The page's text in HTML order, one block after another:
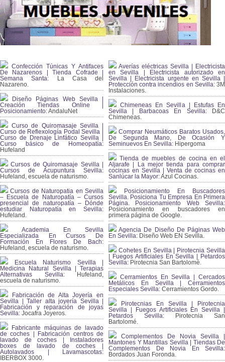
Confección Túnicas Y Antifaces
De Nazarenos | Tienda Cofrade |
Semana Santa: La Casa del
Nazareno.
Diseño Páginas Web Sevilla |
Creación Tiendas Online |
Posicionamiento:AndaluNet
Curso de Quiromasaje Sevilla |
Curso de Reflexología Podal Sevilla |
Curso de Drenaje Linfático Sevilla |
Curso básico de Homeopatía:
Hufeland
Cursos de Quiromasaje Sevilla |
Cursos de Acupuntura Sevilla:
Hufeland, escuela de naturismo.
Cursos de Naturopatia en Sevilla
– Escuela de Naturopatía – Cursos
presencial de naturopatía – Dónde
estudiar Naturopatía en Sevilla:
Hufeland.
Academia En Sevilla
Especializada En Cursos De
Formación En Flores De Bach:
Hufeland, escuela de naturismo.
Escuela Naturismo Sevilla |
Medicina Natural Sevilla | Terapias
Alternativas Sevilla: Hufeland,
escuela de naturismo.
Fabricación de Alta Joyería en
Sevilla | Taller alta joyería Sevilla |
Fabricación y reparación de joyas
Sevilla: Jocafra Joyeros.
Fabricante máquinas de lavado
de coches | Fabricación centros de
lavado de coches | Instaladores
boxes de lavado de coches |
Autolavados | Lavamascotas:
IBERBOX 3000.
Averías eléctricas Sevilla | Electricista
en Sevilla | Electricista autorizado en
Sevilla | Electricista urgente en Sevilla |
Protección contra incendios en Sevilla:3M
Instalaciones.
Chimeneas En Sevilla | Estufas En
Sevilla | Barbacoas En Sevilla:D&C
Chimeneas.
Comprar Neumáticos Baratos Usados,
De Segunda Mano, De Ocasión Y
Seminuevos En Sevilla: Hipergoma
Tienda de muebles de cocina en el
Aljarafe | La mejor tienda para comprar
cocinas en Sevilla | Venta de cocinas en
Sanlúcar la Mayor:Azul Cocinas.
Posicionamiento En Buscadores
Sevilla. Posiciona Tu Empresa En Primera
Página. Posicionamiento Web Sevilla:
Posicionamiento en buscadores en
primera página de Google.
Agencia De Diseño De Páginas Web
En Sevilla: Diseño Web EN Sevilla.
Cohetes En Sevilla | Pirotecnia Sevilla
| Fuegos Artificiales En Sevilla | Petardos
Sevilla: Pirotecnia San Bartolomé.
Cerramientos En Sevilla | Cercados
Metálicos En Sevilla | Cerramientos
Especiales Sevilla: Cerramientos Gordo.
Pirotecnias En Sevilla | Pirotecnia
Sevilla | Fuegos Artificiales En Sevilla |
Petardos Sevilla: Pirotecnia San
Bartolomé.
Complementos De Novia Sevilla |
Mantones Y Mantillas Sevilla | Tiendas De
Complementos De Novia En Sevilla:
Bordados Juan Foronda.